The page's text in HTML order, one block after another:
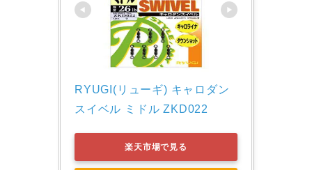
RYUGI(リューギ) キャロダン
スイベル ミドル ZKD022
楽天市場で見る